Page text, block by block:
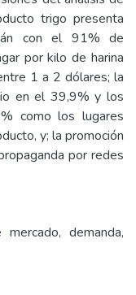
trigo presenta
con el 91% de
por kilo de harina
1 a 2 dólares; la
en el 39,9% y los
como los lugares
y; la promoción
por redes
demanda,